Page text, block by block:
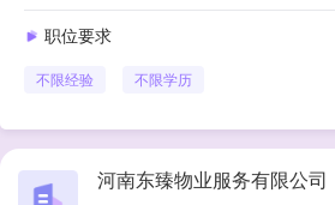
职位要求
不限经验 不限学历
河南东臻物业服务有限公司